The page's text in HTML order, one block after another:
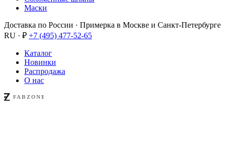
Маски
Доставка по России · Примерка в Москве и Санкт-Петербурге
RU · ₽ +7 (495) 477-52-65
Каталог
Новинки
Распродажа
О нас